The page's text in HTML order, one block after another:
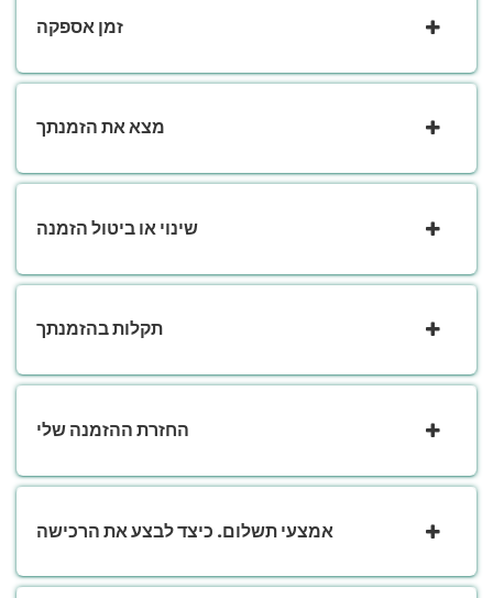
זמן אספקה
מצא את הזמנתך
שינוי או ביטול הזמנה
תקלות בהזמנתך
החזרת ההזמנה שלי
אמצעי תשלום. כיצד לבצע את הרכישה